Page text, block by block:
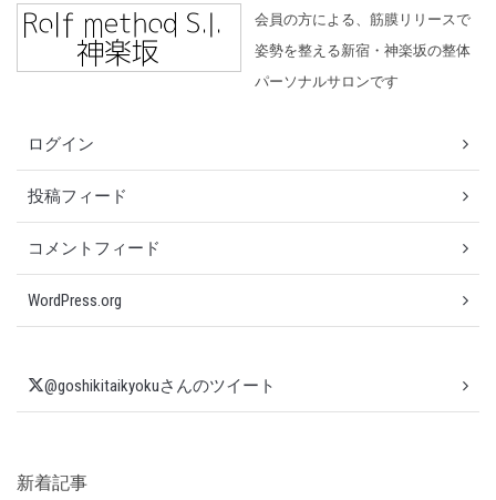
会員の方による、筋膜リリースで
姿勢を整える新宿・神楽坂の整体
パーソナルサロンです
ログイン
投稿フィード
コメントフィード
WordPress.org
@goshikitaikyokuさんのツイート
新着記事